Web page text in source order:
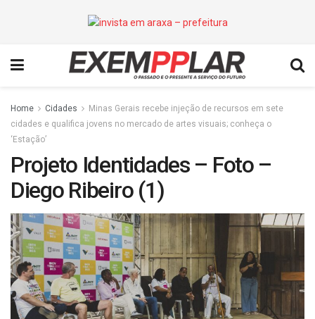
Home Cidades
Minas Gerais recebe injeção de recursos em sete
cidades e qualifica jovens no mercado de artes visuais; conheça o
‘Estação’
Projeto Identidades – Foto –
Diego Ribeiro (1)